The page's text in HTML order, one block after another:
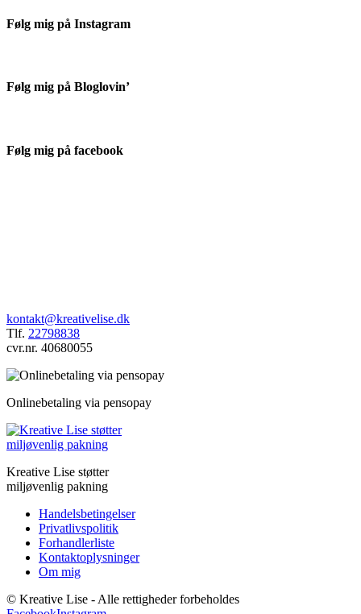
Følg mig på Instagram
Følg mig på Bloglovin’
Følg mig på facebook
kontakt@kreativelise.dk
Tlf. 22798838
cvr.nr. 40680055
Onlinebetaling via pensopay
Kreative Lise støtter
miljøvenlig pakning
Handelsbetingelser
Privatlivspolitik
Forhandlerliste
Kontaktoplysninger
Om mig
© Kreative Lise - Alle rettigheder forbeholdes